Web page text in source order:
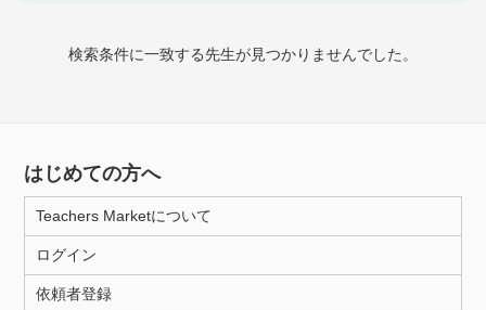
検索条件に一致する先生が見つかりませんでした。
月曜日 火曜日
所属大学
はじめての方へ
Teachers Marketについて
ログイン
依頼者登録